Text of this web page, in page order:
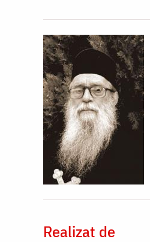
Realizat de